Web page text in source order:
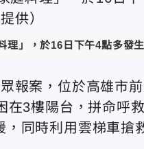
」，於16日下午4點多發
報案，位於高雄市
3樓陽台，拼命呼
同時利用雲梯車搶